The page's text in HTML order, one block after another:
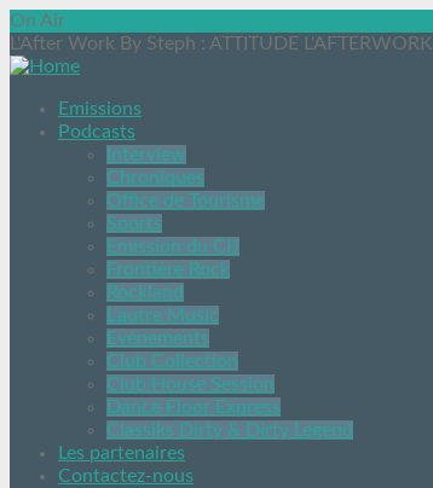
On Air
L'After Work By Steph : ATTITUDE L'AFTERWORK
Emissions
Podcasts
Interview
Chroniques
Office de Tourisme
Sports
Emission du CIJ
Frontière Rock
Rockland
L’autre Music
Evénements
Club Collection
Club House Session
Dance Floor Express
Classiks Dirty & Dirty Legend
Les partenaires
Contactez-nous